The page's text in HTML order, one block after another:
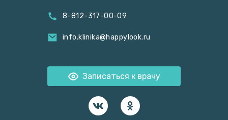
8-812-317-00-09
info.klinika@happylook.ru
Записаться к врачу